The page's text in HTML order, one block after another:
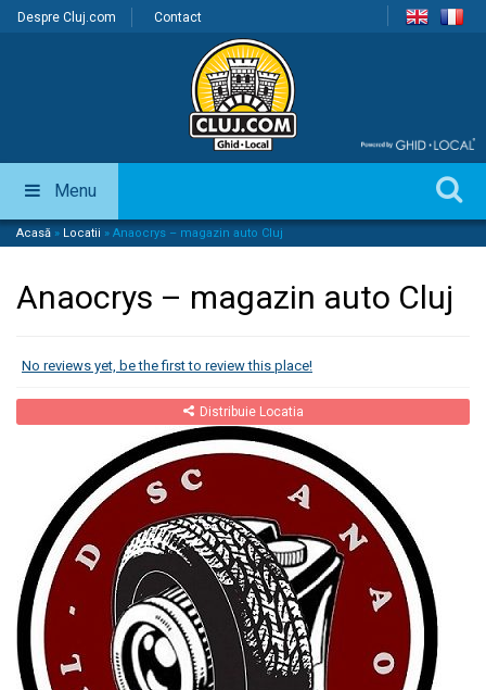
Despre Cluj.com Contact
Menu
Acasă » Locatii » Anaocrys – magazin auto Cluj
Anaocrys – magazin auto Cluj
No reviews yet, be the first to review this place!
Distribuie Locatia